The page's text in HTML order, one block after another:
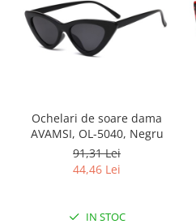
Ochelari de soare dama
AVAMSI, OL-5040, Negru
91,31 Lei
44,46 Lei
IN STOC